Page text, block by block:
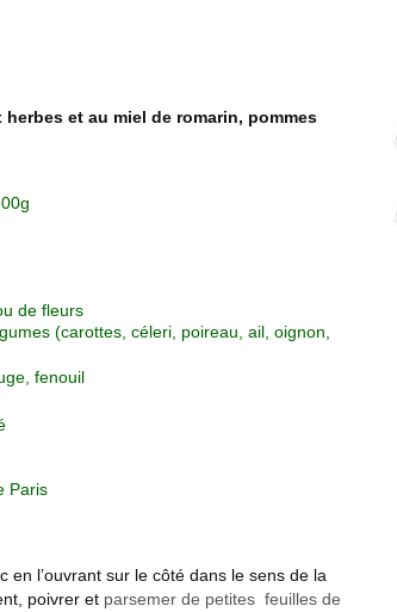
et au miel de romarin, pommes
de fleurs
(carottes, céleri, poireau, ail, oignon,
fenouil
Paris
en l’ouvrant sur le côté dans le sens de la
poivrer et parsemer de petites feuilles de